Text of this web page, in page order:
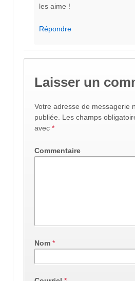
les aime !
Répondre
Laisser un
Votre adresse de messagerie
publiée. Les champs
avec *
Commentaire
Nom *